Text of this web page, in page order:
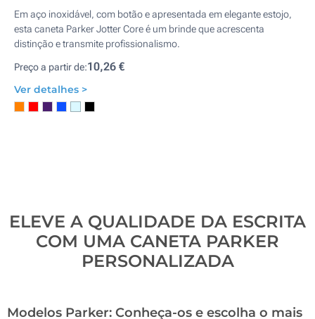
Em aço inoxidável, com botão e apresentada em elegante estojo,
esta caneta Parker Jotter Core é um brinde que acrescenta
distinção e transmite profissionalismo.
Preço a partir de:10,26 €
Ver detalhes >
ELEVE A QUALIDADE DA ESCRITA
COM UMA CANETA PARKER
PERSONALIZADA
Modelos Parker: Conheça-os e escolha o mais